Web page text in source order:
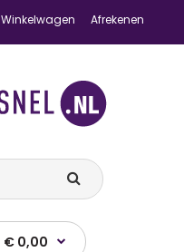
Winkelwagen Afrekenen
€ 0,00